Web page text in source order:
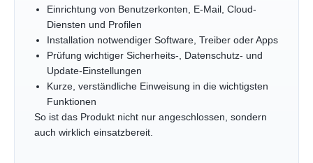
Einrichtung von Benutzerkonten, E-Mail, Cloud-
Diensten und Profilen
Installation notwendiger Software, Treiber oder Apps
Prüfung wichtiger Sicherheits-, Datenschutz- und
Update-Einstellungen
Kurze, verständliche Einweisung in die wichtigsten
Funktionen
So ist das Produkt nicht nur angeschlossen, sondern
auch wirklich einsatzbereit.